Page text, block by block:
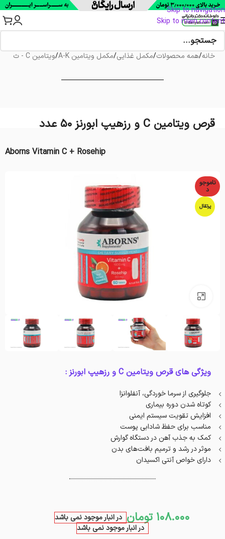
Skip to navigation
Skip to main content
خانه/همه محصولات/مکمل غذایی/مکمل ویتامین A-K /ویتامین C - ث
قرص ویتامین C و رزهیپ ابورنز 50 عدد
Aborns Vitamin C + Rosehip
ناموجو
د
پرتقال
بزرگنمایی تصویر
ویژگی های قرص ویتامین C و رزهیپ ابورنز :
جلوگیری از سرما خوردگی، آنفلوانزا
کوتاه شدن دوره بیماری
افزایش تقویت سیستم ایمنی
مناسب برای حفظ شادابی پوست
کمک به جذب آهن در دستگاه گوارش
موثر در رشد و ترمیم بافت‌های بدن
دارای خواص آنتی اکسیدان
108.000 تومان در انبار موجود نمی باشد
در انبار موجود نمی باشد